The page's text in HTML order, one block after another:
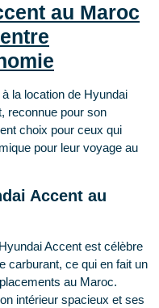
au Maroc
la location de Hyundai
reconnue pour son
choix pour ceux qui
pour leur voyage au
Accent au
Accent est célèbre
carburant, ce qui en fait un
au Maroc.
intérieur spacieux et ses